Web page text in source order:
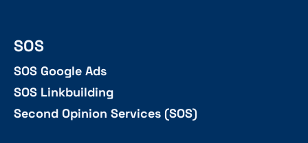
SOS
SOS Google Ads
SOS Linkbuilding
Second Opinion Services (SOS)